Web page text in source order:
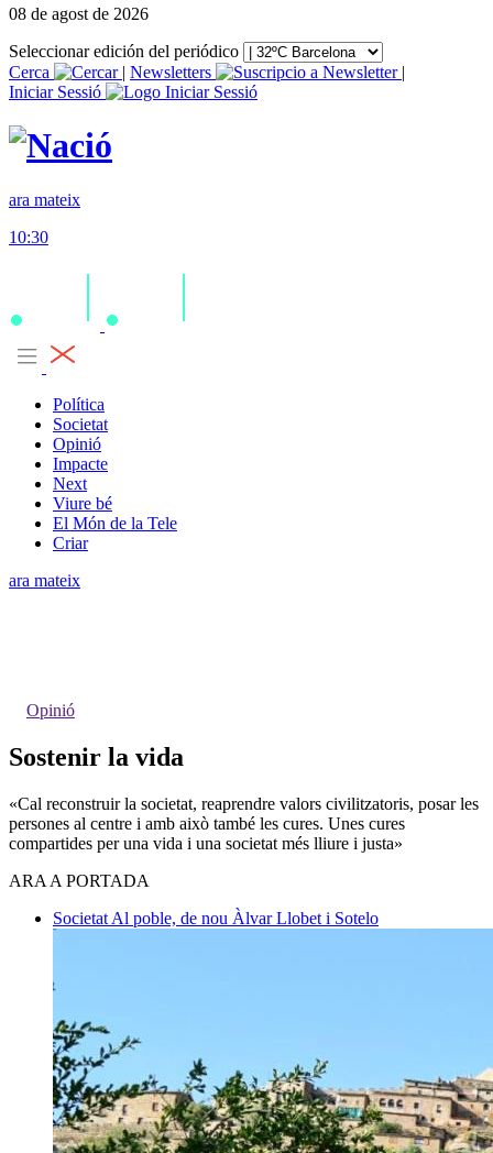
08 de agost de 2026
Seleccionar edición del periódico
Cerca
| Newsletters
|
Iniciar Sessió
ara mateix
10:30
Política
Societat
Opinió
Impacte
Next
Viure bé
El Món de la Tele
Criar
ara mateix
Opinió
Sostenir la vida
«Cal reconstruir la societat, reaprendre valors civilitzatoris, posar les
persones al centre i amb això també les cures. Unes cures
compartides per una vida i una societat més lliure i justa»
ARA A PORTADA
Societat Al poble, de nou Àlvar Llobet i Sotelo